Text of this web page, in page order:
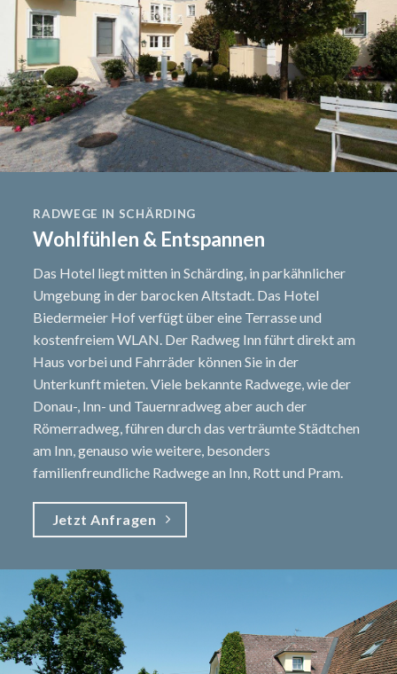
RADWEGE IN SCHÄRDING
Wohlfühlen & Entspannen
Das Hotel liegt mitten in Schärding, in parkähnlicher
Umgebung in der barocken Altstadt. Das Hotel
Biedermeier Hof verfügt über eine Terrasse und
kostenfreiem WLAN. Der Radweg Inn führt direkt am
Haus vorbei und Fahrräder können Sie in der
Unterkunft mieten. Viele bekannte Radwege, wie der
Donau-, Inn- und Tauernradweg aber auch der
Römerradweg, führen durch das verträumte Städtchen
am Inn, genauso wie weitere, besonders
familienfreundliche Radwege an Inn, Rott und Pram.
Jetzt Anfragen